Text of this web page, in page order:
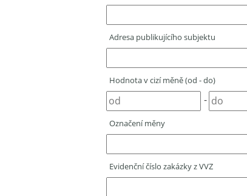
Adresa publikujícího subjektu
Hodnota v cizí měně (od - do)
-
Označení měny
Evidenční číslo zakázky z VVZ